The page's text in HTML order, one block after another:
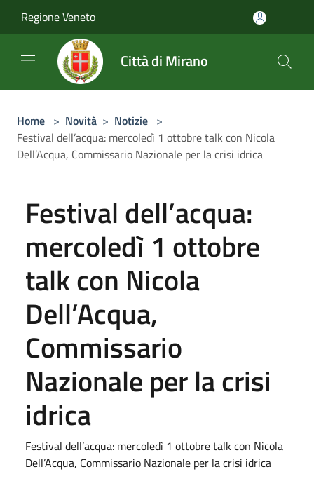
Regione Veneto
Città di Mirano
Home > Novità > Notizie >
Festival dell’acqua: mercoledì 1 ottobre talk con Nicola
Dell’Acqua, Commissario Nazionale per la crisi idrica
Festival dell’acqua:
mercoledì 1 ottobre
talk con Nicola
Dell’Acqua,
Commissario
Nazionale per la crisi
idrica
Festival dell’acqua: mercoledì 1 ottobre talk con Nicola
Dell’Acqua, Commissario Nazionale per la crisi idrica